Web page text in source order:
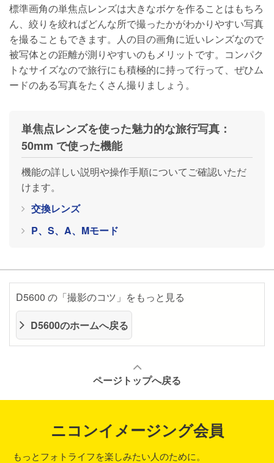
標準画角の単焦点レンズは大きなボケを作ることはもちろ
ん、絞りを絞ればどんな所で撮ったかがわかりやすい写真
を撮ることもできます。人の目の画角に近いレンズなので
被写体との距離が測りやすいのもメリットです。コンパク
トなサイズなので旅行にも積極的に持って行って、ぜひム
ードのある写真をたくさん撮りましょう。
単焦点レンズを使った魅力的な旅行写真：
50mm で使った機能
機能の詳しい説明や操作手順についてご確認いただ
けます。
交換レンズ
P、S、A、Mモード
D5600 の「撮影のコツ」をもっと見る
D5600のホームへ戻る
ページトップへ戻る
ニコンイメージング会員
もっとフォトライフを楽しみたい人のために。